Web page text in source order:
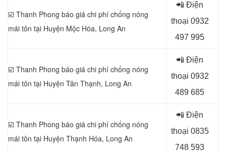
☑️ Thanh Phong báo giá chi phí chống nóng
mái tôn tại Huyện Mộc Hóa, Long An
📲 Điện
thoại 0932
497 995
☑️ Thanh Phong báo giá chi phí chống nóng
mái tôn tại Huyện Tân Thạnh, Long An
📲 Điện
thoại 0932
489 685
☑️ Thanh Phong báo giá chi phí chống nóng
mái tôn tại Huyện Thạnh Hóa, Long An
📲 Điện
thoại 0835
748 593